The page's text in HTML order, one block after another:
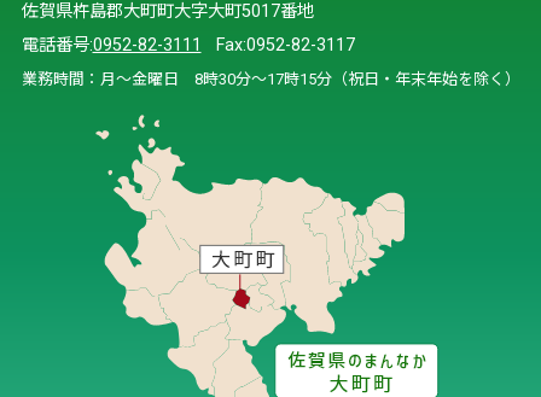
佐賀県杵島郡大町町大字大町5017番地
電話番号:0952-82-3111 Fax:0952-82-3117
業務時間：月～金曜日 8時30分～17時15分（祝日・年末年始を除く）